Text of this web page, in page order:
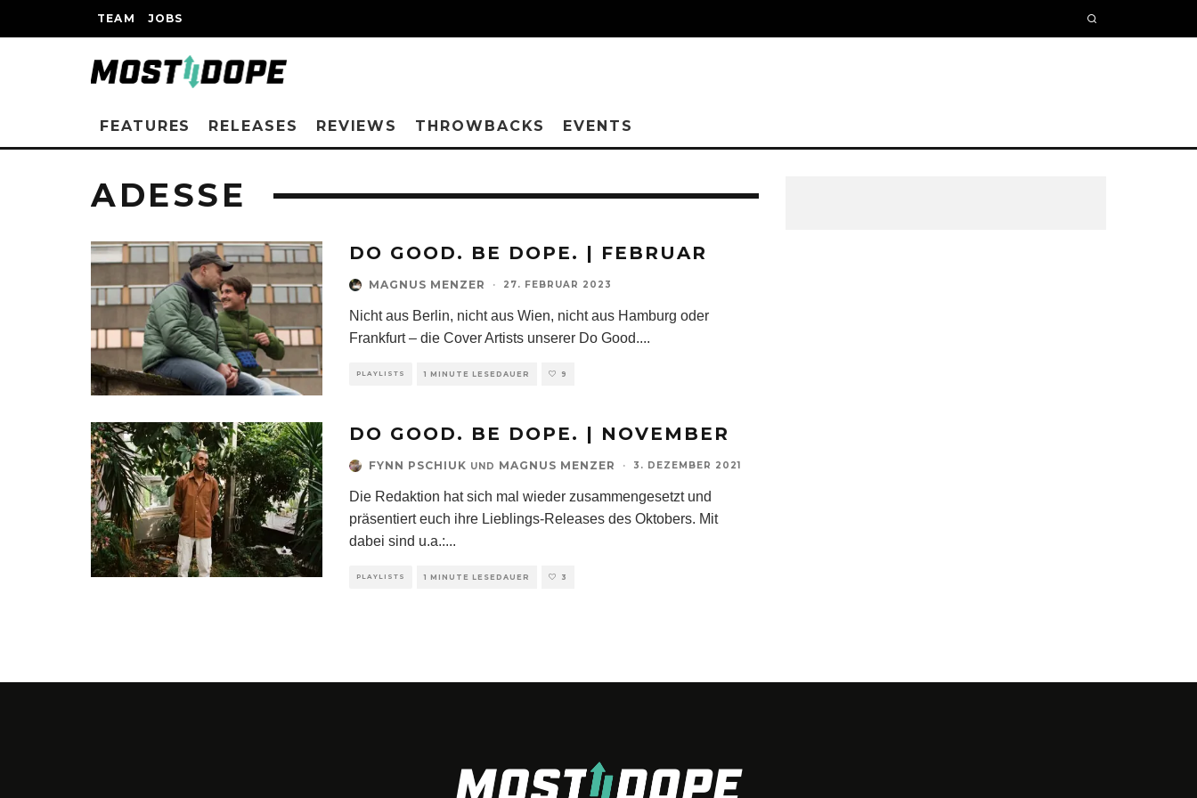
TEAM JOBS
FEATURES RELEASES REVIEWS THROWBACKS EVENTS
ADESSE
DO GOOD. BE DOPE. | FEBRUAR
MAGNUS MENZER · 27. FEBRUAR 2023
Nicht aus Berlin, nicht aus Wien, nicht aus Hamburg oder
Frankfurt – die Cover Artists unserer Do Good....
PLAYLISTS 1 MINUTE LESEDAUER 9
DO GOOD. BE DOPE. | NOVEMBER
FYNN PSCHIUK UND MAGNUS MENZER · 3. DEZEMBER 2021
Die Redaktion hat sich mal wieder zusammengesetzt und
präsentiert euch ihre Lieblings-Releases des Oktobers. Mit
dabei sind u.a.:...
PLAYLISTS 1 MINUTE LESEDAUER 3